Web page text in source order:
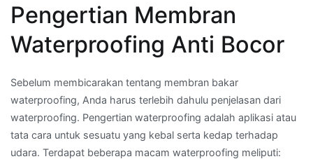
Pengertian Membran
Waterproofing Anti Bocor
Sebelum membicarakan tentang membran bakar
waterproofing, Anda harus terlebih dahulu penjelasan dari
waterproofing. Pengertian waterproofing adalah aplikasi atau
tata cara untuk sesuatu yang kebal serta kedap terhadap
udara. Terdapat beberapa macam waterproofing meliputi: